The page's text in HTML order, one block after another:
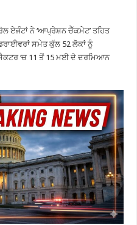
ਏਜੰਟਾਂ ਨੇ ‘ਆਪ੍ਰੇਸ਼ਨ ਚੈੱਕਮੇਟ’ ਤਹਿਤ
ਸਮੇਤ ਕੁੱਲ 52 ਲੋਕਾਂ ਨੂੰ
‘ਚ 11 ਤੋਂ 15 ਮਈ ਦੇ ਦਰਮਿਆਨ